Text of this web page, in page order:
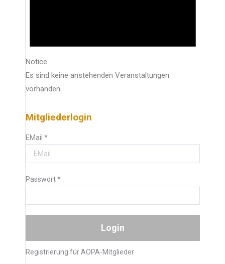
Notice
Es sind keine anstehenden Veranstaltungen
vorhanden.
Mitgliederlogin
EMail *
Passwort*
Registrierung für AOPA-Mitglieder